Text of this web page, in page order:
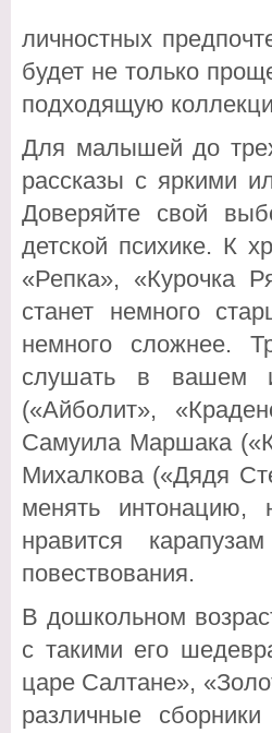
личностных
будет не только
подходящую
Для малышей до
рассказы с яркими
Доверяйте свой
детской психике. К
«Репка», «Курочка
станет немного
немного сложнее.
слушать в вашем
(«Айболит»,
Самуила Маршака
Михалкова («Дядя
менять интонацию,
нравится
повествования.
В дошкольном
с такими его
царе Салтане»,
различные